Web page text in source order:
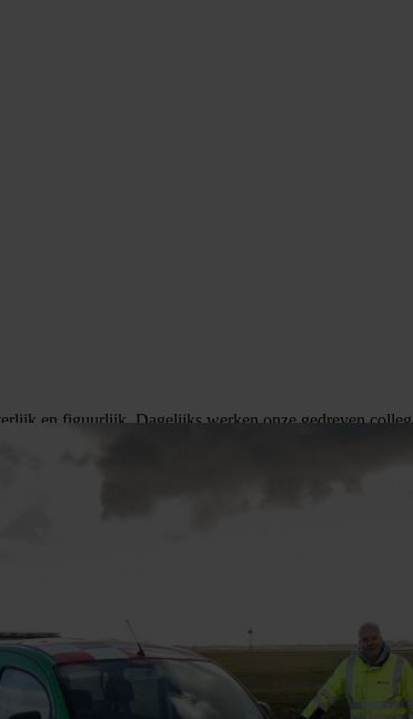
en figuurlijk. Dagelijks werken onze gedreven
stakeholders.
breed opererend concern dat actief is in alle
Binnen de sector infrastructuur is tussen de